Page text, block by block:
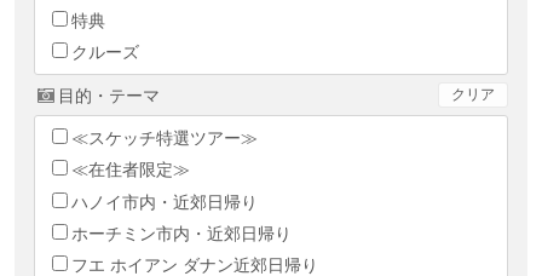
特典
クルーズ
目的・テーマ クリア
≪スケッチ特選ツアー≫
≪在住者限定≫
ハノイ市内・近郊日帰り
ホーチミン市内・近郊日帰り
フエ ホイアン ダナン近郊日帰り